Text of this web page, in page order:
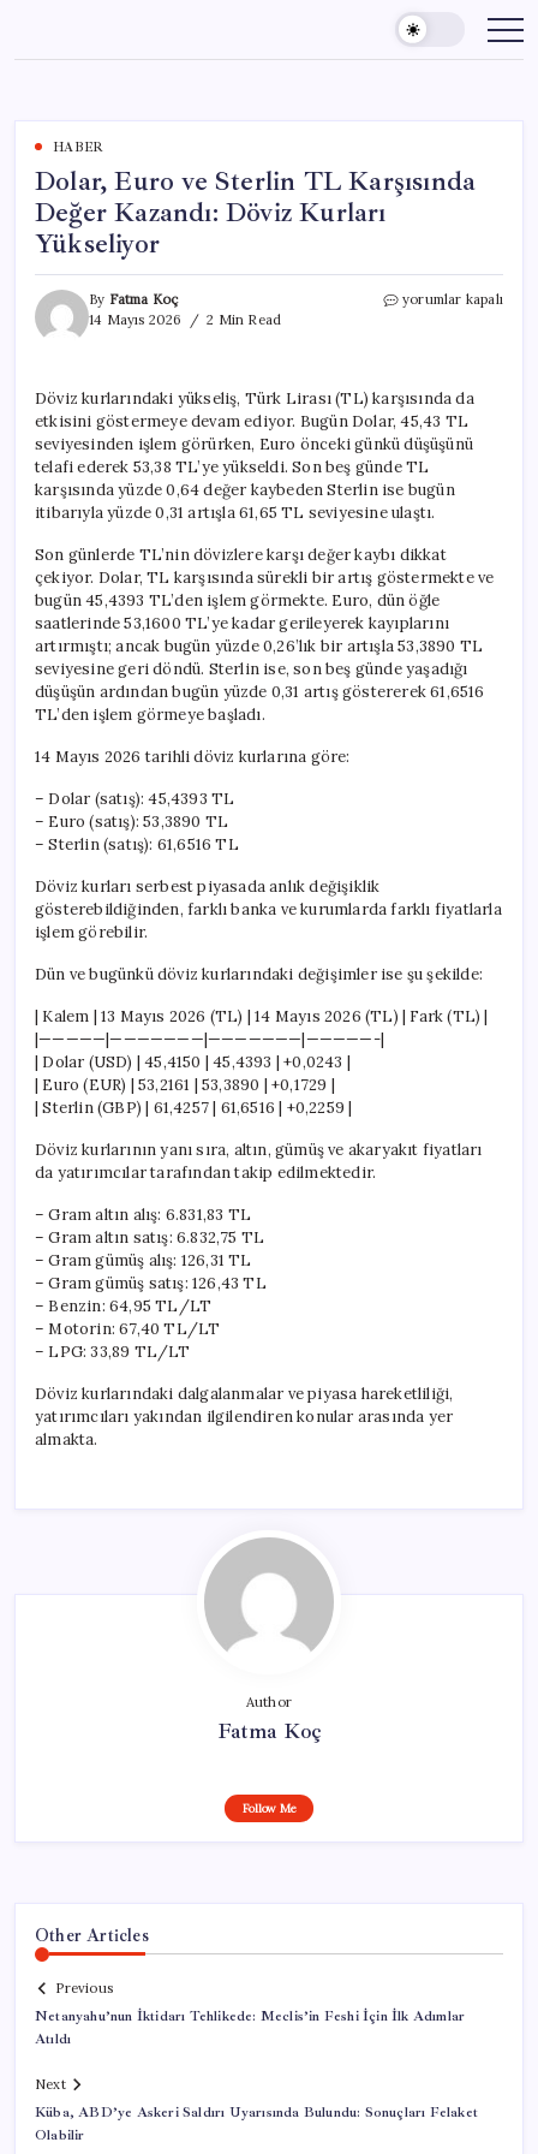
content
HABER
Dolar, Euro ve Sterlin TL Karşısında
Değer Kazandı: Döviz Kurları
Yükseliyor
By Fatma Koç
14 Mayıs 2026
2 Min Read
Dolar,
Karşısında
Değer
Kazandı:
Döviz
Kurları
Yükseliyor
için
yorumlar kapalı
Döviz kurlarındaki yükseliş, Türk Lirası (TL) karşısında da
etkisini göstermeye devam ediyor. Bugün Dolar, 45,43 TL
seviyesinden işlem görürken, Euro önceki günkü düşüşünü
telafi ederek 53,38 TL’ye yükseldi. Son beş günde TL
karşısında yüzde 0,64 değer kaybeden Sterlin ise bugün
itibarıyla yüzde 0,31 artışla 61,65 TL seviyesine ulaştı.
Son günlerde TL’nin dövizlere karşı değer kaybı dikkat
çekiyor. Dolar, TL karşısında sürekli bir artış göstermekte ve
bugün 45,4393 TL’den işlem görmekte. Euro, dün öğle
saatlerinde 53,1600 TL’ye kadar gerileyerek kayıplarını
artırmıştı; ancak bugün yüzde 0,26’lık bir artışla 53,3890 TL
seviyesine geri döndü. Sterlin ise, son beş günde yaşadığı
düşüşün ardından bugün yüzde 0,31 artış göstererek 61,6516
TL’den işlem görmeye başladı.
14 Mayıs 2026 tarihli döviz kurlarına göre:
– Dolar (satış): 45,4393 TL
– Euro (satış): 53,3890 TL
– Sterlin (satış): 61,6516 TL
Döviz kurları serbest piyasada anlık değişiklik
gösterebildiğinden, farklı banka ve kurumlarda farklı fiyatlarla
işlem görebilir.
Dün ve bugünkü döviz kurlarındaki değişimler ise şu şekilde:
| Kalem | 13 Mayıs 2026 (TL) | 14 Mayıs 2026 (TL) | Fark (TL) |
|—————|———————|———————|—————-|
| Dolar (USD) | 45,4150 | 45,4393 | +0,0243 |
| Euro (EUR) | 53,2161 | 53,3890 | +0,1729 |
| Sterlin (GBP) | 61,4257 | 61,6516 | +0,2259 |
Döviz kurlarının yanı sıra, altın, gümüş ve akaryakıt fiyatları
da yatırımcılar tarafından takip edilmektedir.
– Gram altın alış: 6.831,83 TL
– Gram altın satış: 6.832,75 TL
– Gram gümüş alış: 126,31 TL
– Gram gümüş satış: 126,43 TL
– Benzin: 64,95 TL/LT
– Motorin: 67,40 TL/LT
– LPG: 33,89 TL/LT
Döviz kurlarındaki dalgalanmalar ve piyasa hareketliliği,
yatırımcıları yakından ilgilendiren konular arasında yer
almakta.
Author
Fatma Koç
Follow Me
Other Articles
Previous
Netanyahu’nun İktidarı Tehlikede: Meclis’in Feshi İçin İlk Adımlar
Atıldı
Next
Küba, ABD’ye Askeri Saldırı Uyarısında Bulundu: Sonuçları Felaket
Olabilir